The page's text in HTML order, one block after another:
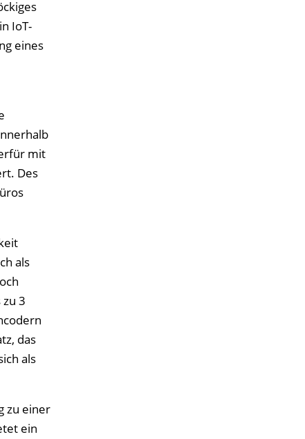
IoT-
eines
mit
Des
als
3
das
als
zu einer
ein